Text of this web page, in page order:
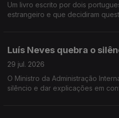
Um livro escrito por dois
estrangeiro e que decidiram
Luís Neves quebra o
29 jul. 2026
O Ministro da Administração
silêncio e dar explicações em